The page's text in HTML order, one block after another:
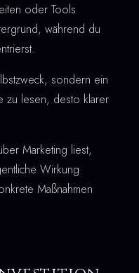
oder Tools
während du
sondern ein
zu lesen, desto klarer
Marketing liest,
Wirkung
Maßnahmen